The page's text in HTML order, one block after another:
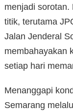
menjadi sorotan.
titik, terutama
Jalan Jenderal
membahayakan
setiap hari
Menanggapi
Semarang